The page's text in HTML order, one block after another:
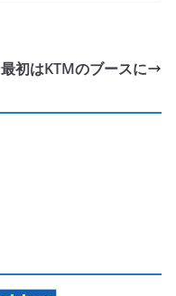
最初はKTMのブースに